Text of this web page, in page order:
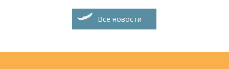
Все новости